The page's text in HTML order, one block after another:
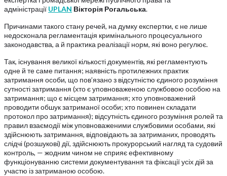
адміністрації UPLAN Вікторія Рогальська.
Причинами такого стану речей, на думку експертки, є не лише
недосконала регламентація кримінального процесуального
законодавства, а й практика реалізації норм, які воно регулює.
Так, існування великої кількості документів, які регламентують
одне й те саме питання; наявність протилежних практик
затримання особи, що пов’язано з відсутністю єдиного розуміння
сутності затримання (хто є уповноваженою службовою особою на
затримання; що є місцем затримання; хто уповноважений
проводити обшук затриманої особи; хто повинен складати
протокол про затримання); відсутність єдиного розуміння ролей та
правил взаємодії між уповноваженими службовими особами, які
здійснюють затримання, відповідають за затриманих, проводять
слідчі (розшукові) дії, здійснюють прокурорський нагляд та судовий
контроль, — жодним чином не сприяє ефективному
функціонуванню системи документування та фіксації усіх дій за
участю із затриманою особою.